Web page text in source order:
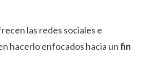
las redes sociales e
hacerlo enfocados hacia unfin